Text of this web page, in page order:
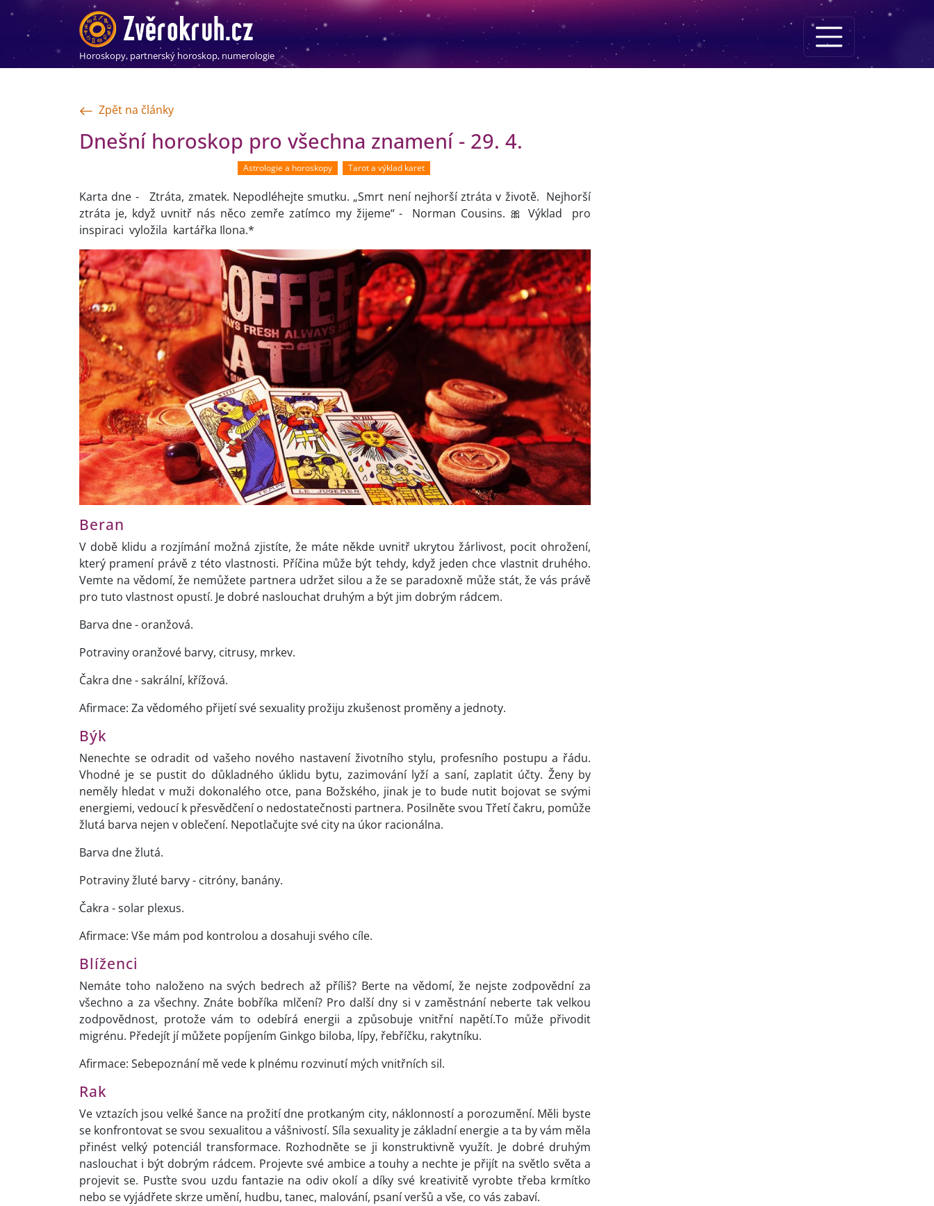
Horoskopy, partnerský horoskop, numerologie
Zpět na články
Dnešní horoskop pro všechna znamení - 29. 4.
Astrologie a horoskopy Tarot a výklad karet
Karta dne - Ztráta, zmatek. Nepodléhejte smutku. „Smrt není nejhorší ztráta v životě. Nejhorší
ztráta je, když uvnitř nás něco zemře zatímco my žijeme“ - Norman Cousins. 🎀 Výklad pro
inspiraci vyložila kartářka Ilona.*
Beran
V době klidu a rozjímání možná zjistíte, že máte někde uvnitř ukrytou žárlivost, pocit ohrožení,
který pramení právě z této vlastnosti. Příčina může být tehdy, když jeden chce vlastnit druhého.
Vemte na vědomí, že nemůžete partnera udržet silou a že se paradoxně může stát, že vás právě
pro tuto vlastnost opustí. Je dobré naslouchat druhým a být jim dobrým rádcem.
Barva dne - oranžová.
Potraviny oranžové barvy, citrusy, mrkev.
Čakra dne - sakrální, křížová.
Afirmace: Za vědomého přijetí své sexuality prožiju zkušenost proměny a jednoty.
Býk
Nenechte se odradit od vašeho nového nastavení životního stylu, profesního postupu a řádu.
Vhodné je se pustit do důkladného úklidu bytu, zazimování lyží a saní, zaplatit účty. Ženy by
neměly hledat v muži dokonalého otce, pana Božského, jinak je to bude nutit bojovat se svými
energiemi, vedoucí k přesvědčení o nedostatečnosti partnera. Posilněte svou Třetí čakru, pomůže
žlutá barva nejen v oblečení. Nepotlačujte své city na úkor racionálna.
Barva dne žlutá.
Potraviny žluté barvy - citróny, banány.
Čakra - solar plexus.
Afirmace: Vše mám pod kontrolou a dosahuji svého cíle.
Blíženci
Nemáte toho naloženo na svých bedrech až příliš? Berte na vědomí, že nejste zodpovědní za
všechno a za všechny. Znáte bobříka mlčení? Pro další dny si v zaměstnání neberte tak velkou
zodpovědnost, protože vám to odebírá energii a způsobuje vnitřní napětí.To může přivodit
migrénu. Předejít jí můžete popíjením Ginkgo biloba, lípy, řebříčku, rakytníku.
Afirmace: Sebepoznání mě vede k plnému rozvinutí mých vnitřních sil.
Rak
Ve vztazích jsou velké šance na prožití dne protkaným city, náklonností a porozumění. Měli byste
se konfrontovat se svou sexualitou a vášnivostí. Síla sexuality je základní energie a ta by vám měla
přinést velký potenciál transformace. Rozhodněte se ji konstruktivně využít. Je dobré druhým
naslouchat i být dobrým rádcem. Projevte své ambice a touhy a nechte je přijít na světlo světa a
projevit se. Pusťte svou uzdu fantazie na odiv okolí a díky své kreativitě vyrobte třeba krmítko
nebo se vyjádřete skrze umění, hudbu, tanec, malování, psaní veršů a vše, co vás zabaví.